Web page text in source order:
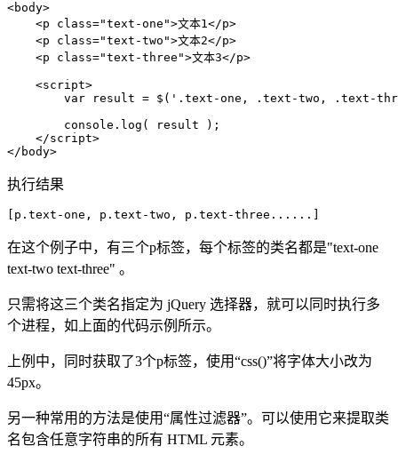
<body>
<p class="text-one">文本1</p>
<p class="text-two">文本2</p>
<p class="text-three">文本3</p>
<script>
var result = $('.text-one, .text-two, .text-
console.log( result );
</script>
</body>
执行结果
[p.text-one, p.text-two, p.text-three......]
在这个例子中，有三个p标签，每个标签的类名都是"text-one
text-two text-three" 。
只需将这三个类名指定为 jQuery 选择器，就可以同时执行多
个进程，如上面的代码示例所示。
上例中，同时获取了3个p标签，使用“css()”将字体大小改为
45px。
另一种常用的方法是使用“属性过滤器”。可以使用它来提取类
名包含任意字符串的所有 HTML 元素。